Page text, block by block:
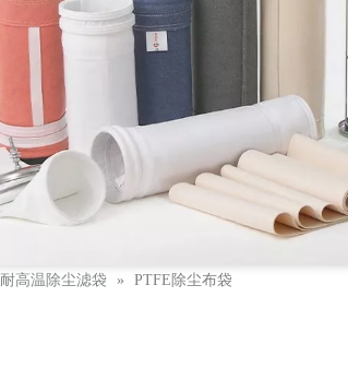
耐高温除尘滤袋 » PTFE除尘布袋